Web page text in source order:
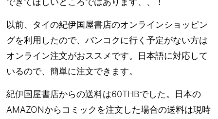
以前、タイの紀伊国屋書店のオンラインショッピン
グを利用したので、バンコクに行く予定がない方は
オンライン注文がおススメです。日本語に対応して
いるので、簡単に注文できます。
紀伊国屋書店からの送料は60THBでした。日本の
AMAZONからコミックを注文した場合の送料は現時